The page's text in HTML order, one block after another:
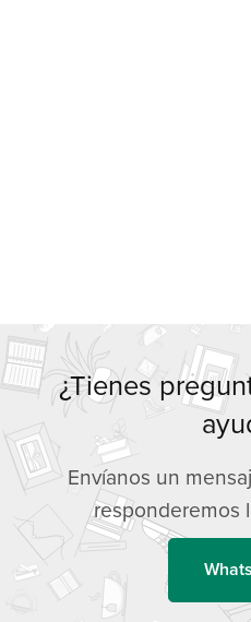
¿Tienes
Envíanos un
responderemos